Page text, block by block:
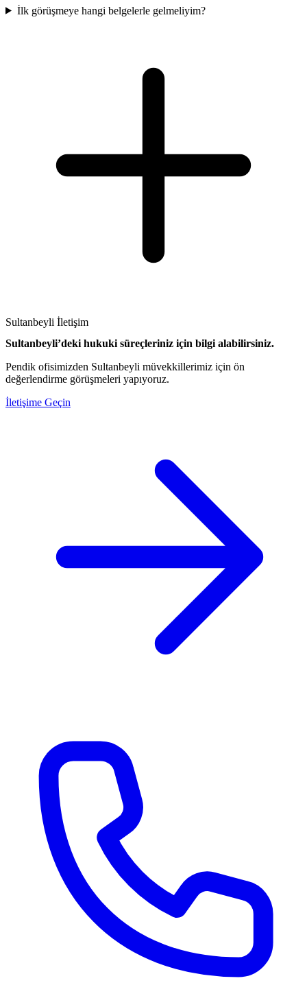
İlk görüşmeye hangi belgelerle gelmeliyim?
Sultanbeyli İletişim
Sultanbeyli’deki hukuki süreçleriniz için bilgi alabilirsiniz.
Pendik ofisimizden Sultanbeyli müvekkillerimiz için ön
değerlendirme görüşmeleri yapıyoruz.
İletişime Geçin